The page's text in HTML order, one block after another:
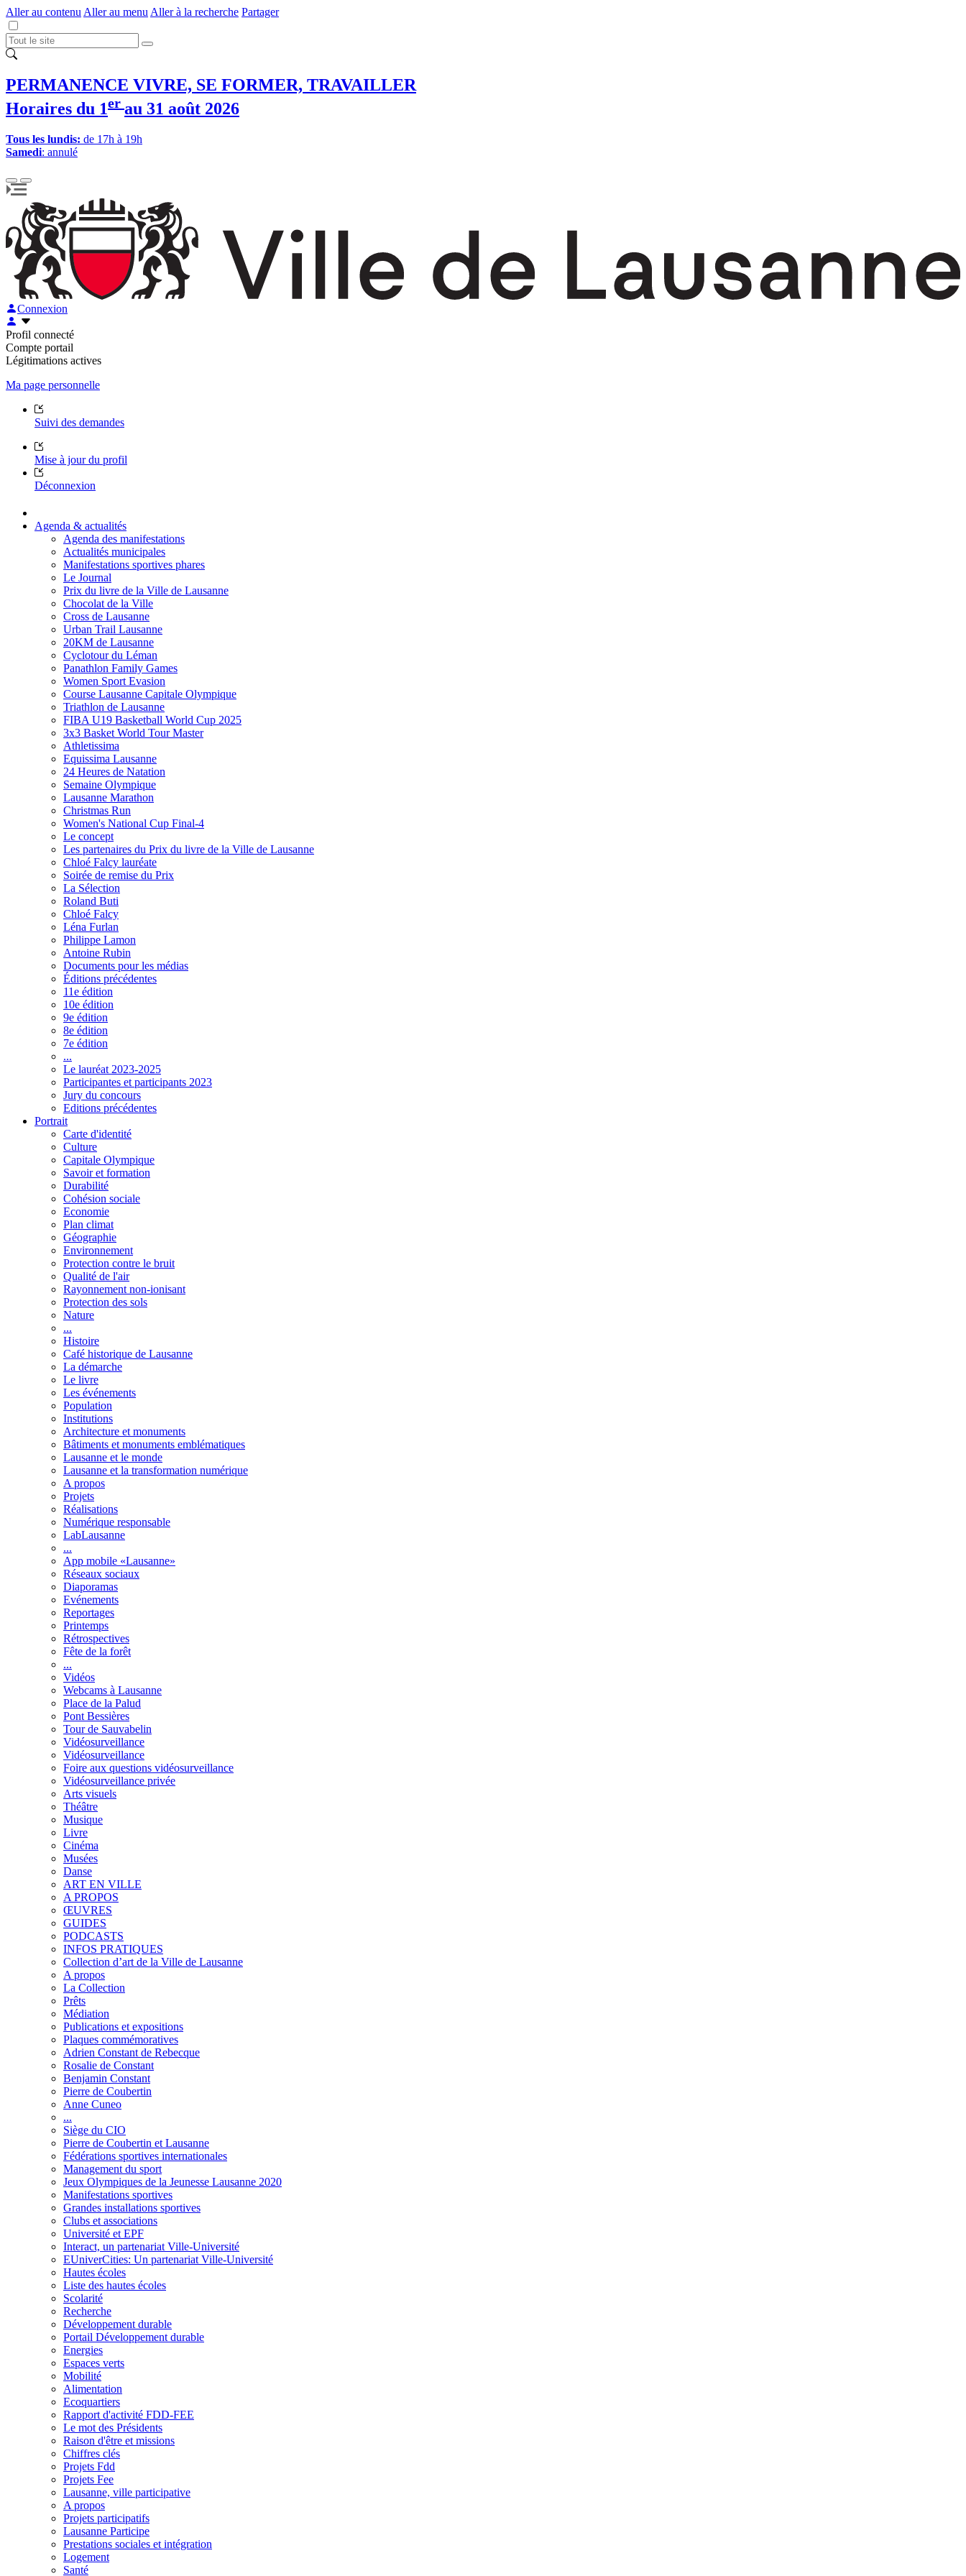
Aller au contenu Aller au menu Aller à la recherche Partager
PERMANENCE VIVRE, SE FORMER, TRAVAILLER
Horaires du 1er au 31 août 2026
Tous les lundis: de 17h à 19h
Samedi: annulé
Connexion
Profil connecté
Compte portail
Légitimations actives
Ma page personnelle
Suivi des demandes
Mise à jour du profil
Déconnexion
Agenda & actualités
Agenda des manifestations
Actualités municipales
Manifestations sportives phares
Le Journal
Prix du livre de la Ville de Lausanne
Chocolat de la Ville
Cross de Lausanne
Urban Trail Lausanne
20KM de Lausanne
Cyclotour du Léman
Panathlon Family Games
Women Sport Evasion
Course Lausanne Capitale Olympique
Triathlon de Lausanne
FIBA U19 Basketball World Cup 2025
3x3 Basket World Tour Master
Athletissima
Equissima Lausanne
24 Heures de Natation
Semaine Olympique
Lausanne Marathon
Christmas Run
Women's National Cup Final-4
Le concept
Les partenaires du Prix du livre de la Ville de Lausanne
Chloé Falcy lauréate
Soirée de remise du Prix
La Sélection
Roland Buti
Chloé Falcy
Léna Furlan
Philippe Lamon
Antoine Rubin
Documents pour les médias
Éditions précédentes
11e édition
10e édition
9e édition
8e édition
7e édition
...
Le lauréat 2023-2025
Participantes et participants 2023
Jury du concours
Editions précédentes
Portrait
Carte d'identité
Culture
Capitale Olympique
Savoir et formation
Durabilité
Cohésion sociale
Economie
Plan climat
Géographie
Environnement
Protection contre le bruit
Qualité de l'air
Rayonnement non-ionisant
Protection des sols
Nature
...
Histoire
Café historique de Lausanne
La démarche
Le livre
Les événements
Population
Institutions
Architecture et monuments
Bâtiments et monuments emblématiques
Lausanne et le monde
Lausanne et la transformation numérique
A propos
Projets
Réalisations
Numérique responsable
LabLausanne
...
App mobile «Lausanne»
Réseaux sociaux
Diaporamas
Evénements
Reportages
Printemps
Rétrospectives
Fête de la forêt
...
Vidéos
Webcams à Lausanne
Place de la Palud
Pont Bessières
Tour de Sauvabelin
Vidéosurveillance
Vidéosurveillance
Foire aux questions vidéosurveillance
Vidéosurveillance privée
Arts visuels
Théâtre
Musique
Livre
Cinéma
Musées
Danse
ART EN VILLE
A PROPOS
ŒUVRES
GUIDES
PODCASTS
INFOS PRATIQUES
Collection d’art de la Ville de Lausanne
A propos
La Collection
Prêts
Médiation
Publications et expositions
Plaques commémoratives
Adrien Constant de Rebecque
Rosalie de Constant
Benjamin Constant
Pierre de Coubertin
Anne Cuneo
...
Siège du CIO
Pierre de Coubertin et Lausanne
Fédérations sportives internationales
Management du sport
Jeux Olympiques de la Jeunesse Lausanne 2020
Manifestations sportives
Grandes installations sportives
Clubs et associations
Université et EPF
Interact, un partenariat Ville-Université
EUniverCities: Un partenariat Ville-Université
Hautes écoles
Liste des hautes écoles
Scolarité
Recherche
Développement durable
Portail Développement durable
Energies
Espaces verts
Mobilité
Alimentation
Ecoquartiers
Rapport d'activité FDD-FEE
Le mot des Présidents
Raison d'être et missions
Chiffres clés
Projets Fdd
Projets Fee
Lausanne, ville participative
A propos
Projets participatifs
Lausanne Participe
Prestations sociales et intégration
Logement
Santé